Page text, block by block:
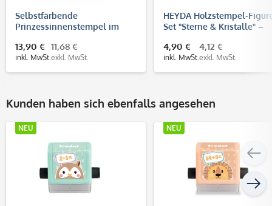
Selbstfärbende
Prinzessinnenstempel im
Malblock)
13,90 €
inkl. MwSt.
11,68 €
exkl. MwSt.
HEYDA Holzstempel-
Set "Sterne & Kristalle" –
4,90 €
inkl. MwSt.
4,12 €
exkl. MwSt.
Kunden haben sich ebenfalls angesehen
NEU NEU